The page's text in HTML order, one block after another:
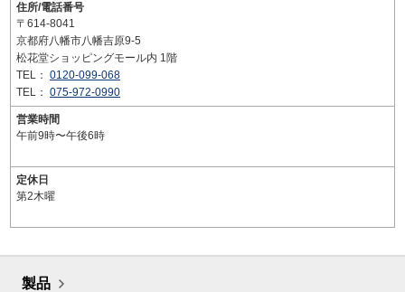
住所/電話番号
〒614-8041
京都府八幡市八幡吉原9-5
松花堂ショッピングモール内 1階
TEL： 0120-099-068
TEL： 075-972-0990
営業時間
午前9時〜午後6時
定休日
第2木曜
製品